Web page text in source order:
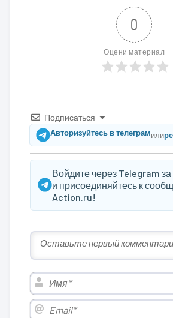
0
Оцени материал
Подписаться
Авторизуйтесь в телеграмили
Войдите через Telegram за
и присоединяйтесь к
Action.ru!